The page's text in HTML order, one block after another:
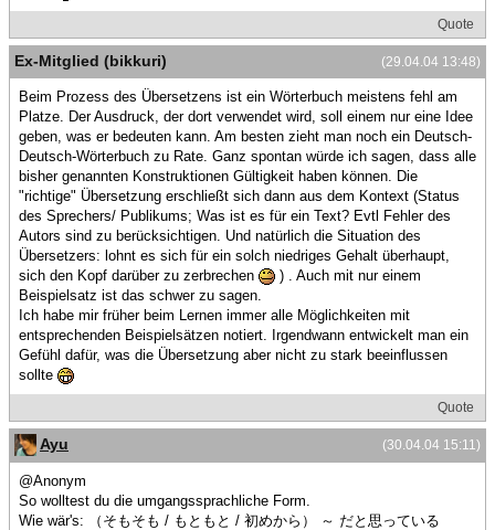
Quote
(29.04.04 13:48)
Ex-Mitglied (bikkuri)
Beim Prozess des Übersetzens ist ein Wörterbuch meistens fehl am
Platze. Der Ausdruck, der dort verwendet wird, soll einem nur eine Idee
geben, was er bedeuten kann. Am besten zieht man noch ein Deutsch-
Deutsch-Wörterbuch zu Rate. Ganz spontan würde ich sagen, dass alle
bisher genannten Konstruktionen Gültigkeit haben können. Die
"richtige" Übersetzung erschließt sich dann aus dem Kontext (Status
des Sprechers/ Publikums; Was ist es für ein Text? Evtl Fehler des
Autors sind zu berücksichtigen. Und natürlich die Situation des
Übersetzers: lohnt es sich für ein solch niedriges Gehalt überhaupt,
sich den Kopf darüber zu zerbrechen
) . Auch mit nur einem
Beispielsatz ist das schwer zu sagen.
Ich habe mir früher beim Lernen immer alle Möglichkeiten mit
entsprechenden Beispielsätzen notiert. Irgendwann entwickelt man ein
Gefühl dafür, was die Übersetzung aber nicht zu stark beeinflussen
sollte
Quote
(30.04.04 15:11)
Ayu
@Anonym
So wolltest du die umgangssprachliche Form.
Wie wär's: （そもそも / もともと / 初めから） ～ だと思っている